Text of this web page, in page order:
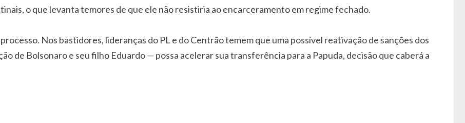
o que levanta temores de que ele não resistiria ao encarceramento em regime fechado.
Nos bastidores, lideranças do PL e do Centrão temem que uma possível reativação de sanções dos
de Bolsonaro e seu filho Eduardo — possa acelerar sua transferência para a Papuda, decisão que caberá a